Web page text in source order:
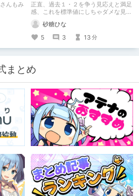
んもみ
正直、過去１・２を争う見応えと満足
感、これを標準値にしちゃダメな見本
かも
砂糖ひな
5
3 13 分
まとめ